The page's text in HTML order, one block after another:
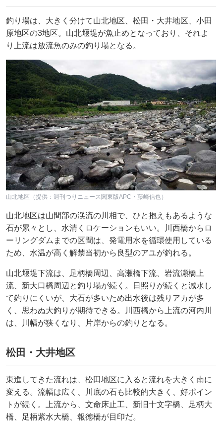
釣り場は、大きく分けて山北地区、松田・大井地区、小田
原地区の3地区。山北堰堤が魚止めとなっており、それよ
り上流は放流魚のみの釣り場となる。
山北地区（提供：週刊つりニュース関東版APC・藤崎信也）
山北地区は山間部の渓流の川相で、ひと抱えもあるような
石が累々とし、水清くロケーションもいい。川西橋からロ
ーリングダムまでの区間は、発電用水を循環使用している
ため、水温が高く解禁当初から良型のアユが釣れる。
山北堰堤下流は、足柄橋周辺、高瀬橋下流、岩流瀬橋上
流、新大口橋周辺と釣り場が続く。日照りが続くと減水し
て釣りにくいが、大石が多いため出水後は残りアカが多
く、思わぬ大釣りが期待できる。川西橋から上流の河内川
は、川幅が狭くなり、片岸からの釣りとなる。
松田・大井地区
東進してきた流れは、松田地区に入ると流れを大きく南に
変える。流幅は広く、川底の石も比較的大きく、好ポイン
トが続く。上流から、文命床止工、新旧十文字橋、足柄大
橋、足柄紫水大橋、報徳橋が目印だ。